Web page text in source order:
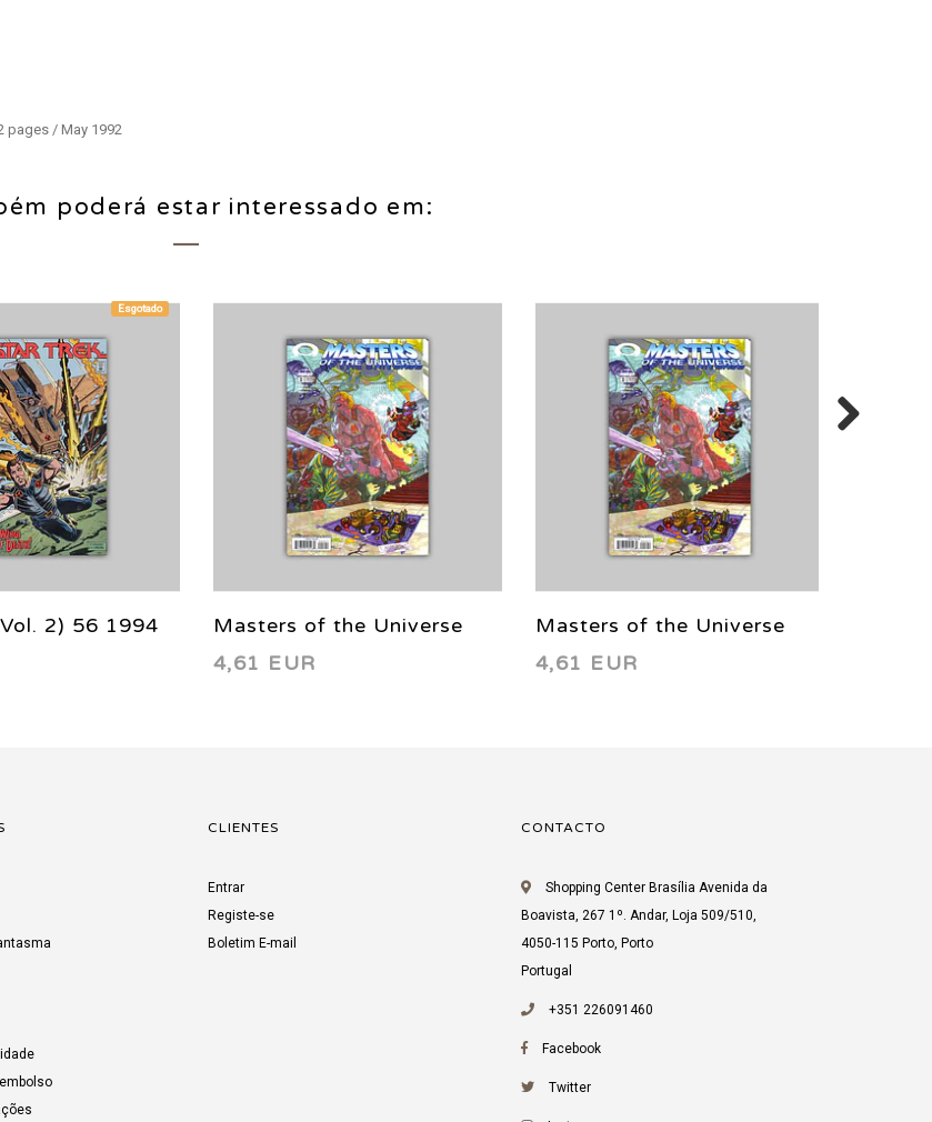
pages / May 1992
poderá estar interessado em:
Esgotado
2) 56 1994
Masters of the Universe
(Vol. 2) 2 B 2003
4,61 EUR
Masters of the Universe
(Vol. 2) 2 A 2003
4,61 EUR
CLIENTES
Entrar
Registe-se
Boletim E-mail
CONTACTO
Shopping Center Brasília Avenida da
Boavista, 267 1º. Andar, Loja 509/510,
4050-115 Porto, Porto
Portugal
+351 226091460
Facebook
Twitter